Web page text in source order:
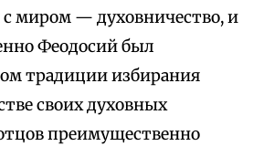
миром — духовничество, и
Феодосий был
традиции избирания
своих духовных
преимущественно